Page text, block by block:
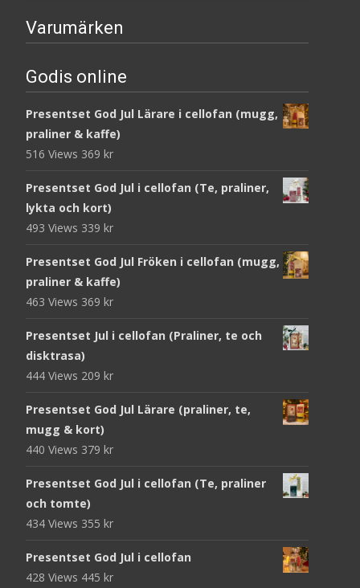
Varumärken
Godis online
Presentset God Jul Lärare i cellofan (mugg,
praliner & kaffe)
516 Views 369 kr
Presentset God Jul i cellofan (Te, praliner,
lykta och kort)
493 Views 339 kr
Presentset God Jul Fröken i cellofan (mugg,
praliner & kaffe)
463 Views 369 kr
Presentset Jul i cellofan (Praliner, te och
disktrasa)
444 Views 209 kr
Presentset God Jul Lärare (praliner, te,
mugg & kort)
440 Views 379 kr
Presentset God Jul i cellofan (Te, praliner
och tomte)
434 Views 355 kr
Presentset God Jul i cellofan
428 Views 445 kr